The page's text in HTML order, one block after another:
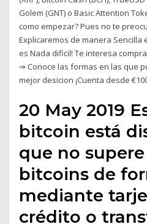
Golem (GNT) o Basic Attention
como empezar? Pues no te
Explicaremos de manera Sencilla
es Nada dificil! Te interesa
⇒ Conoce las formas en las que
mejor desicion ¡Cuenta desde
20 May 2019
bitcoin está
que no supere
bitcoins de
mediante
crédito o